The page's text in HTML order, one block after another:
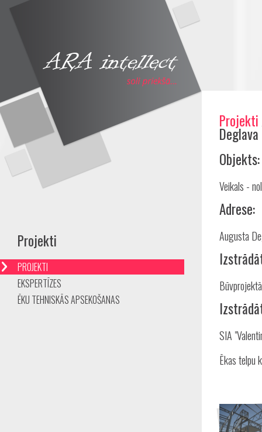
Projekti
PROJEKTI
EKSPERTĪZES
ĒKU TEHNISKĀS APSEKOŠANAS
Share
Projekti
Objekts:
Veikals -
Adrese:
Augusta
SIA
Ēkas telpu